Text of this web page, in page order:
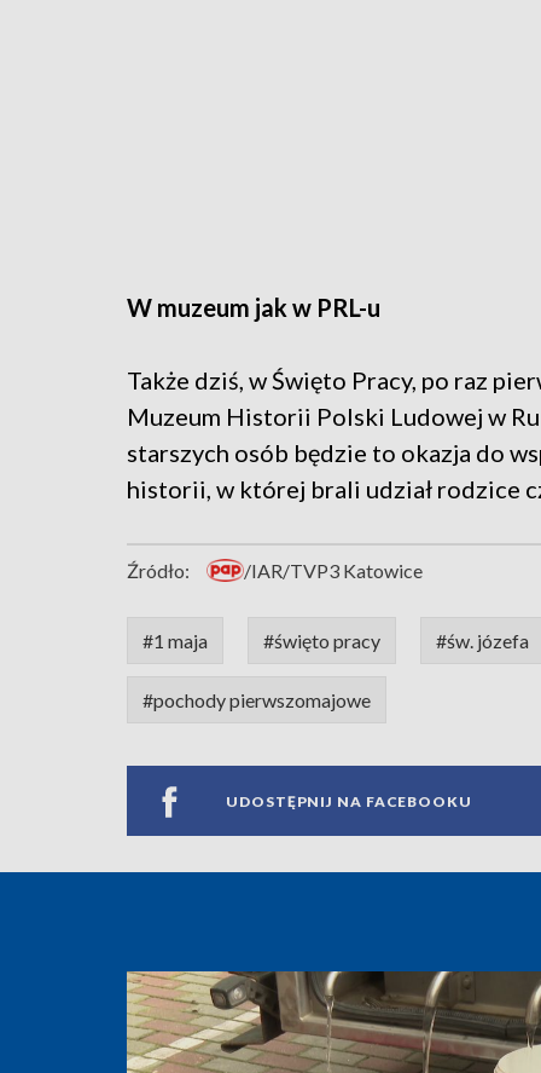
W muzeum jak w PRL-u
Także dziś, w Święto Pracy, po raz
Muzeum Historii Polski Ludowej w
starszych osób będzie to okazja do
historii, w której brali udział rodzice
Źródło: /IAR/TVP3 Katowice
#1 maja #święto pracy #św. józefa
#pochody pierwszomajowe
UDOSTĘPNIJ NA FACEBOOKU